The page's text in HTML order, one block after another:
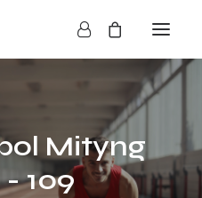
Mityng
109